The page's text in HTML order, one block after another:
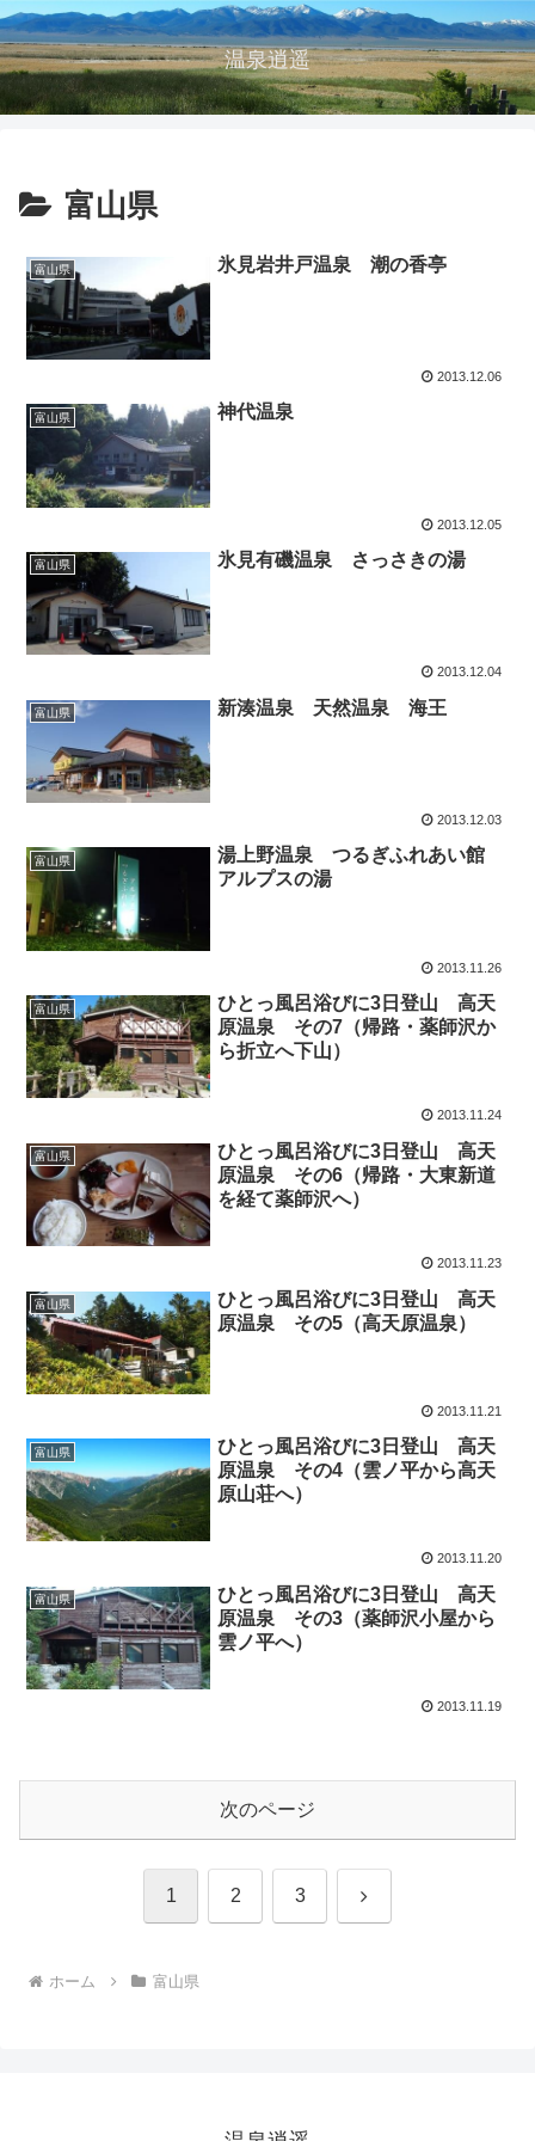
温泉逍遥
富山県
富山県 氷見岩井戸温泉 潮の香亭
2013.12.06
富山県 神代温泉
2013.12.05
富山県 氷見有磯温泉 さっさきの湯
2013.12.04
富山県 新湊温泉 天然温泉 海王
2013.12.03
富山県
湯上野温泉 つるぎふれあい館
アルプスの湯
2013.11.26
富山県
ひとっ風呂浴びに3日登山 高天
原温泉 その7（帰路・薬師沢か
ら折立へ下山）
2013.11.24
富山県
ひとっ風呂浴びに3日登山 高天
原温泉 その6（帰路・大東新道
を経て薬師沢へ）
2013.11.23
富山県
ひとっ風呂浴びに3日登山 高天
原温泉 その5（高天原温泉）
2013.11.21
富山県
ひとっ風呂浴びに3日登山 高天
原温泉 その4（雲ノ平から高天
原山荘へ）
2013.11.20
富山県
ひとっ風呂浴びに3日登山 高天
原温泉 その3（薬師沢小屋から
雲ノ平へ）
2013.11.19
次のページ
1 2 3 次
ホーム 富山県